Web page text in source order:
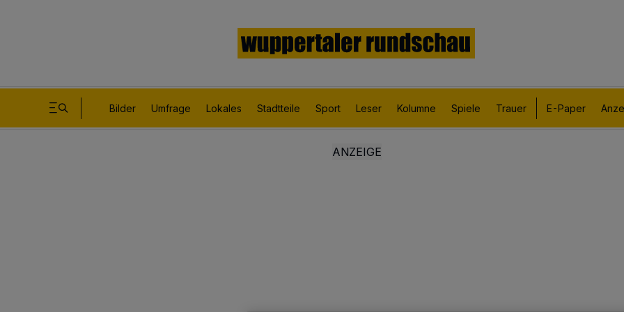
Bilder Umfrage Lokales Stadtteile Sport Leser Kolumne Spiele Trauer E-Paper